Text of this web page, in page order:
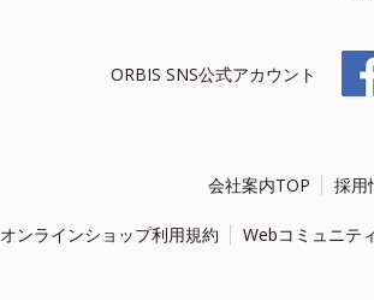
ORBIS SNS公式アカウント
会社案内TOP 採用
オンラインショップ利用規約 Webコミュニテ